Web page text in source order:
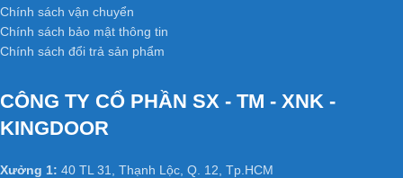
HỆ THỐNG XƯỞNG SẢN XUẤT
Xưởng 1 : 35/T2 Vườn Lài, P. An Phú Đông, Q. 12,
Xưởng 2 :Số 361 TX25, Phường Thạnh Xuân, Q12, TP.
Xưởng 3 :K2-39, Tổ 48, KP 3, Nguyễn Tri Phương,
Chính sách vận chuyển
Chính sách bảo mật thông tin
Chính sách đổi trả sản phẩm
CÔNG TY CỔ PHẦN SX - TM - XNK -
KINGDOOR
Xưởng 1: 40 TL 31, Thạnh Lộc, Q. 12, Tp.HCM